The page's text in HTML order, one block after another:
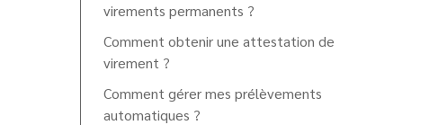
virements permanents ?
Comment obtenir une attestation de
virement ?
Comment gérer mes prélèvements
automatiques ?